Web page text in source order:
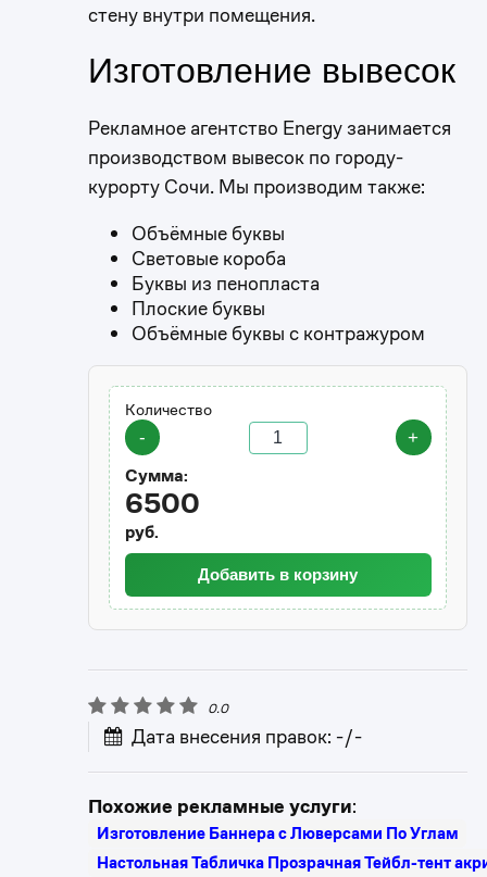
стену внутри помещения.
Изготовление вывесок
Рекламное агентство Energy занимается
производством вывесок по городу-
курорту Сочи. Мы производим также:
Объёмные буквы
Световые короба
Буквы из пенопласта
Плоские буквы
Объёмные буквы с контражуром
Количество
-
+
Сумма:
6500
руб.
Добавить в корзину
0.0
Дата внесения правок: -/-
Похожие рекламные услуги:
Изготовление Баннера с Люверсами По Углам
Настольная Табличка Прозрачная Тейбл-тент